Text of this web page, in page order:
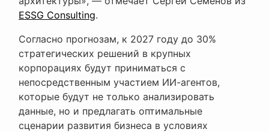
ESSG Consulting.
Согласно прогнозам, к 2027 году до 30%
стратегических решений в крупных
корпорациях будут приниматься с
непосредственным участием ИИ-агентов,
которые будут не только анализировать
данные, но и предлагать оптимальные
сценарии развития бизнеса в условиях